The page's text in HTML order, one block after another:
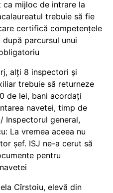
ca mijloc de intrare la
trebuie să fie
certifică competențele
după parcursul unui
alți 8 inspectori și
trebuie să returneze
de lei, bani acordați
navetei, timp de
Inspectorul general,
La vremea aceea nu
șef. ISJ ne-a cerut să
pentru
Cîrstoiu, elevă din